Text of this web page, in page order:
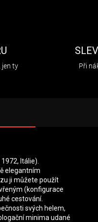
jen ty Při
Itálie).
elegantním
ji můžete použít
(konfigurace
cestování.
svých helem,
minima udané